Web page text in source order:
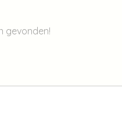
gevonden!